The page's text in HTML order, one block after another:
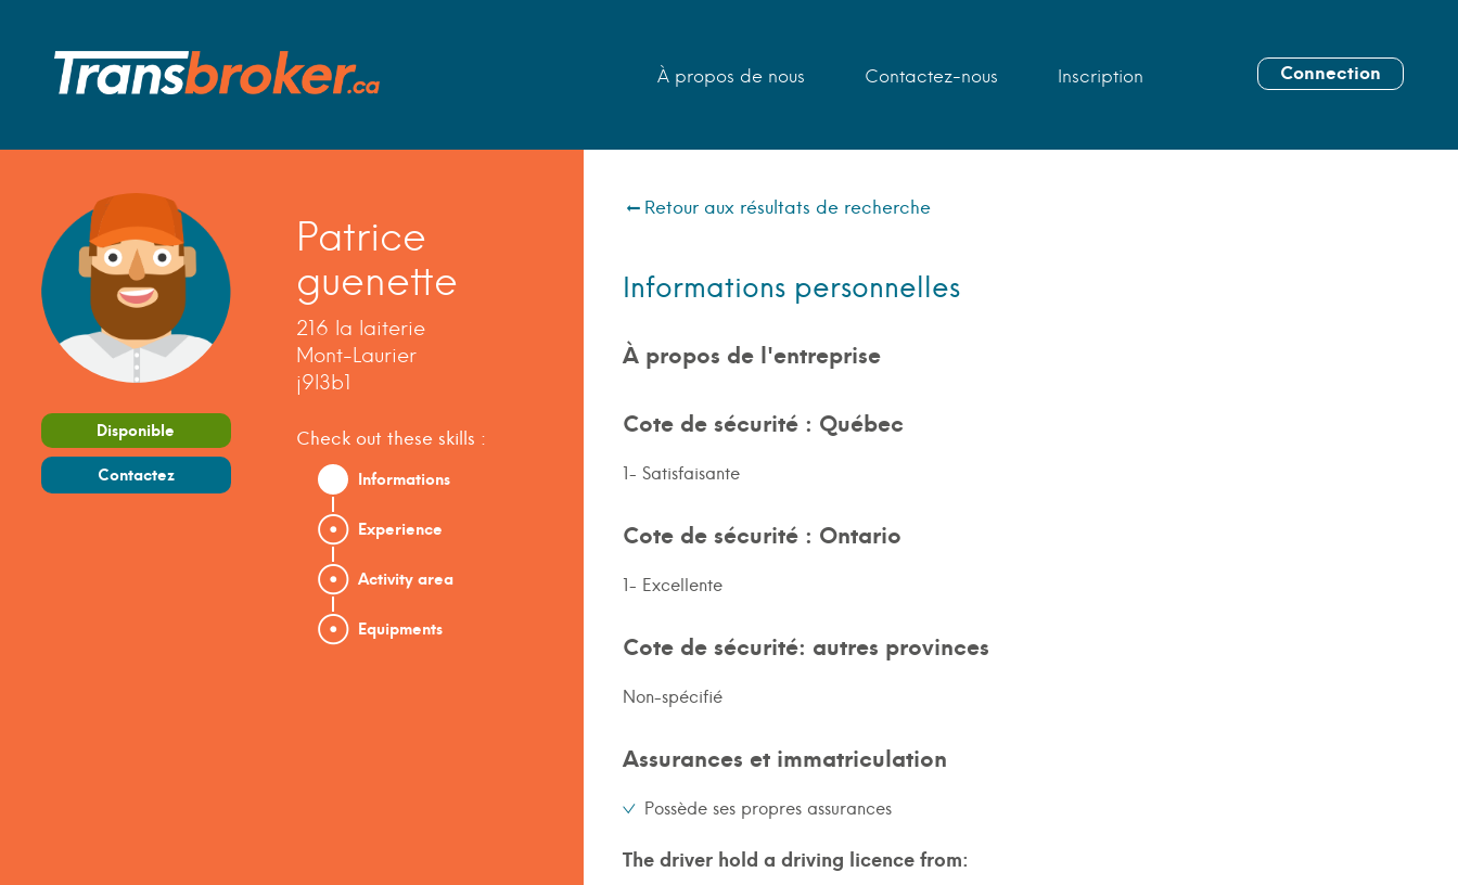
À propos de nous Contactez-nous Inscription Connection
Disponible
Contactez
Patrice
guenette
216 la laiterie
Mont-Laurier
j9l3b1
Check out these skills :
Informations
Experience
Activity area
Equipments
Retour aux résultats de recherche
Informations personnelles
À propos de l'entreprise
Cote de sécurité : Québec
1- Satisfaisante
Cote de sécurité : Ontario
1- Excellente
Cote de sécurité: autres provinces
Non-spécifié
Assurances et immatriculation
Possède ses propres assurances
The driver hold a driving licence from: